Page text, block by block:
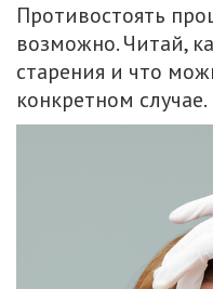
Противостоять
возможно. Читай,
старения и что
конкретном случае.